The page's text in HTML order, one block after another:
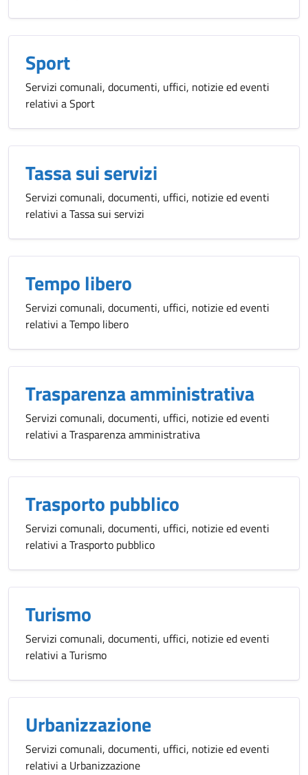
Sport
Servizi comunali, documenti, uffici, notizie ed eventi
relativi a Sport
Tassa sui servizi
Servizi comunali, documenti, uffici, notizie ed eventi
relativi a Tassa sui servizi
Tempo libero
Servizi comunali, documenti, uffici, notizie ed eventi
relativi a Tempo libero
Trasparenza amministrativa
Servizi comunali, documenti, uffici, notizie ed eventi
relativi a Trasparenza amministrativa
Trasporto pubblico
Servizi comunali, documenti, uffici, notizie ed eventi
relativi a Trasporto pubblico
Turismo
Servizi comunali, documenti, uffici, notizie ed eventi
relativi a Turismo
Urbanizzazione
Servizi comunali, documenti, uffici, notizie ed eventi
relativi a Urbanizzazione